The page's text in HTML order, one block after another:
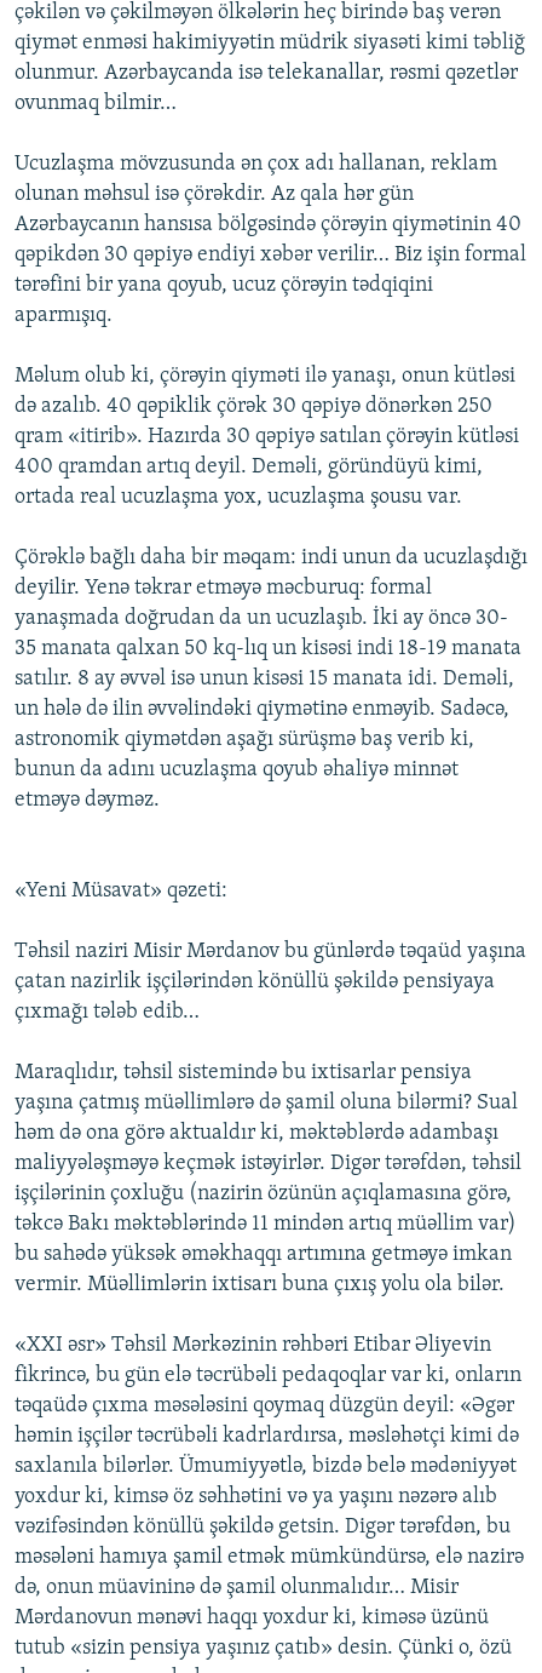
çəkilən və çəkilməyən ölkələrin heç birində baş verən
qiymət enməsi hakimiyyətin müdrik siyasəti kimi təbliğ
olunmur. Azərbaycanda isə telekanallar, rəsmi qəzetlər
ovunmaq bilmir…
Ucuzlaşma mövzusunda ən çox adı hallanan, reklam
olunan məhsul isə çörəkdir. Az qala hər gün
Azərbaycanın hansısa bölgəsində çörəyin qiymətinin 40
qəpikdən 30 qəpiyə endiyi xəbər verilir… Biz işin formal
tərəfini bir yana qoyub, ucuz çörəyin tədqiqini
aparmışıq.
Məlum olub ki, çörəyin qiyməti ilə yanaşı, onun kütləsi
də azalıb. 40 qəpiklik çörək 30 qəpiyə dönərkən 250
qram «itirib». Hazırda 30 qəpiyə satılan çörəyin kütləsi
400 qramdan artıq deyil. Deməli, göründüyü kimi,
ortada real ucuzlaşma yox, ucuzlaşma şousu var.
Çörəklə bağlı daha bir məqam: indi unun da ucuzlaşdığı
deyilir. Yenə təkrar etməyə məcburuq: formal
yanaşmada doğrudan da un ucuzlaşıb. İki ay öncə 30-
35 manata qalxan 50 kq-lıq un kisəsi indi 18-19 manata
satılır. 8 ay əvvəl isə unun kisəsi 15 manata idi. Deməli,
un hələ də ilin əvvəlindəki qiymətinə enməyib. Sadəcə,
astronomik qiymətdən aşağı sürüşmə baş verib ki,
bunun da adını ucuzlaşma qoyub əhaliyə minnət
etməyə dəyməz.
«Yeni Müsavat» qəzeti:
Təhsil naziri Misir Mərdanov bu günlərdə təqaüd yaşına
çatan nazirlik işçilərindən könüllü şəkildə pensiyaya
çıxmağı tələb edib…
Maraqlıdır, təhsil sistemində bu ixtisarlar pensiya
yaşına çatmış müəllimlərə də şamil oluna bilərmi? Sual
həm də ona görə aktualdır ki, məktəblərdə adambaşı
maliyyələşməyə keçmək istəyirlər. Digər tərəfdən, təhsil
işçilərinin çoxluğu (nazirin özünün açıqlamasına görə,
təkcə Bakı məktəblərində 11 mindən artıq müəllim var)
bu sahədə yüksək əməkhaqqı artımına getməyə imkan
vermir. Müəllimlərin ixtisarı buna çıxış yolu ola bilər.
«XXI əsr» Təhsil Mərkəzinin rəhbəri Etibar Əliyevin
fikrincə, bu gün elə təcrübəli pedaqoqlar var ki, onların
təqaüdə çıxma məsələsini qoymaq düzgün deyil: «Əgər
həmin işçilər təcrübəli kadrlardırsa, məsləhətçi kimi də
saxlanıla bilərlər. Ümumiyyətlə, bizdə belə mədəniyyət
yoxdur ki, kimsə öz səhhətini və ya yaşını nəzərə alıb
vəzifəsindən könüllü şəkildə getsin. Digər tərəfdən, bu
məsələni hamıya şamil etmək mümkündürsə, elə nazirə
də, onun müavininə də şamil olunmalıdır… Misir
Mərdanovun mənəvi haqqı yoxdur ki, kiməsə üzünü
tutub «sizin pensiya yaşınız çatıb» desin. Çünki o, özü